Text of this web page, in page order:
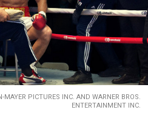
MAYER PICTURES INC. AND WARNER BROS.
ENTERTAINMENT INC.